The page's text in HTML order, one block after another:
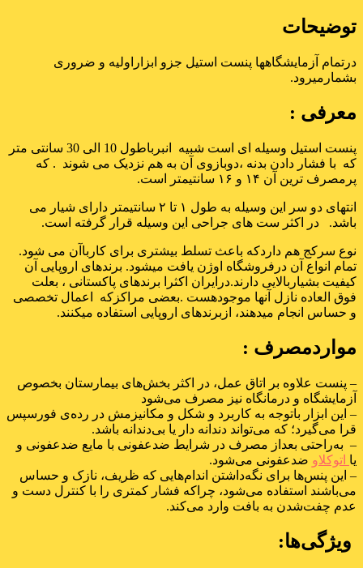
توضیحات
درتمام آزمایشگاهها پنست استیل جزو ابزاراولیه و ضروری
بشمارمیرود.
معرفی :
پنست استیل وسیله ای است شبیه انبرباطول 10 الی 30 سانتی متر
که با فشار دادن بدنه ،دوبازوی آن به هم نزدیک می شوند . که
پرمصرف ترین آن ۱۴ و ۱۶ سانتیمتر است.
انتهای دو سر این وسیله به طول ۱ تا ۲ سانتیمتر دارای شیار می
باشد. در اکثر ست های جراحی این وسیله قرار گرفته است.
نوع سرکج هم داردکه باعث تسلط بیشتری برای کارباآن می شود.
تمام انواع آن درفروشگاه اوژن یافت میشود. برندهای اروپایی آن
کیفیت بشیاربالایی دارند.درایران اکثرا برندهای پاکستانی ، بعلت
فوق العاده نازل آنها موجودهست .بعضی مراکزکه اعمال تخصصی
و حساس انجام میدهند، ازبرندهای اروپایی استفاده میکنند.
مواردمصرف :
– پنست علاوه بر اتاق عمل، در اکثر بخش‌های بیمارستان بخصوص
آزمایشگاه و درمانگاه نیز مصرف می‌شود
– این ابزار باتوجه به کاربرد و شکل و مکانیزمش در رده‌ی فورسپس
قرا می‌گیرد؛ که می‌تواند دندانه دار یا بی‌دندانه باشد.
– به‌راحتی بعداز مصرف در شرایط ضدعفونی با مایع ضدعفونی و
یا اتوکلاو ضدعفونی می‌شود.
– این پنس‌ها برای نگه‌داشتن اندام‌هایی که ظریف، نازک و حساس
می‌باشند استفاده می‌شود، چراکه فشار کمتری را با کنترل دست و
عدم چفت‌شدن به بافت وارد می‌کند.
ویژگی‌ها: